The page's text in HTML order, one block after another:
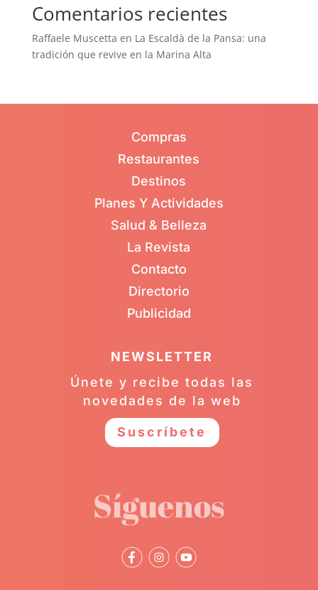
Comentarios recientes
Raffaele Muscetta en La Escaldà de la Pansa: una
tradición que revive en la Marina Alta
Compras
Restaurantes
Destinos
Planes Y Actividades
Salud & Belleza
La Revista
Contacto
Directorio
Publicidad
NEWSLETTER
Únete y recibe todas las
novedades de la web
Suscríbete
Síguenos